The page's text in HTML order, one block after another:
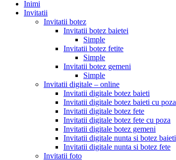
Inimi
Invitatii
Invitatii botez
Invitatii botez baietei
Simple
Invitatii botez fetite
Simple
Invitatii botez gemeni
Simple
Invitatii digitale – online
Invitatii digitale botez baieti
Invitatii digitale botez baieti cu poza
Invitatii digitale botez fete
Invitatii digitale botez fete cu poza
Invitatii digitale botez gemeni
Invitatii digitale nunta si botez baieti
Invitatii digitale nunta si botez fete
Invitatii foto